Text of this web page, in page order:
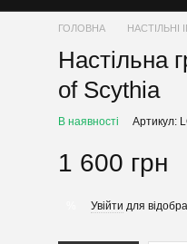
ГОЛОВНА НАСТІЛЬНІ
Настільна
of Scythia
В наявності Артикул:
1 600 грн
Увійти для